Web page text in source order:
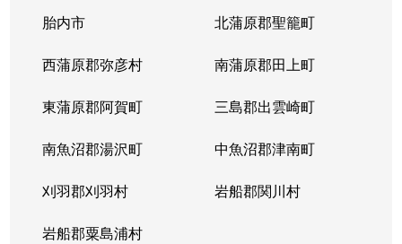
胎内市 北蒲原郡聖籠町
西蒲原郡弥彦村 南蒲原郡田上町
東蒲原郡阿賀町 三島郡出雲崎町
南魚沼郡湯沢町 中魚沼郡津南町
刈羽郡刈羽村 岩船郡関川村
岩船郡粟島浦村